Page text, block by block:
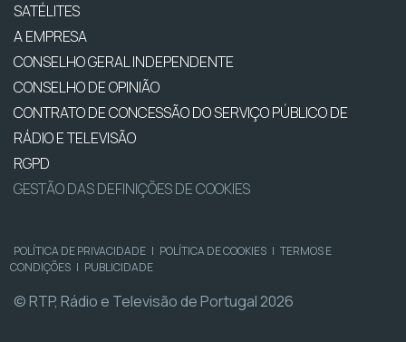
SATÉLITES
A EMPRESA
CONSELHO GERAL INDEPENDENTE
CONSELHO DE OPINIÃO
CONTRATO DE CONCESSÃO DO SERVIÇO PÚBLICO DE
RÁDIO E TELEVISÃO
RGPD
GESTÃO DAS DEFINIÇÕES DE COOKIES
POLÍTICA DE PRIVACIDADE | POLÍTICA DE COOKIES | TERMOS E
CONDIÇÕES | PUBLICIDADE
© RTP, Rádio e Televisão de Portugal 2026